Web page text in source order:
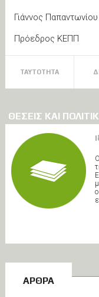
Γιάννος Παπαντωνίου
Πρόεδρος ΚΕΠΠ
ΤΑΥΤΟΤΗΤΑ
ΘΕΣΕΙΣ ΚΑΙ
ΑΡΘΡΑ